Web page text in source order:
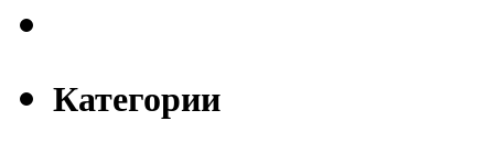
Категории